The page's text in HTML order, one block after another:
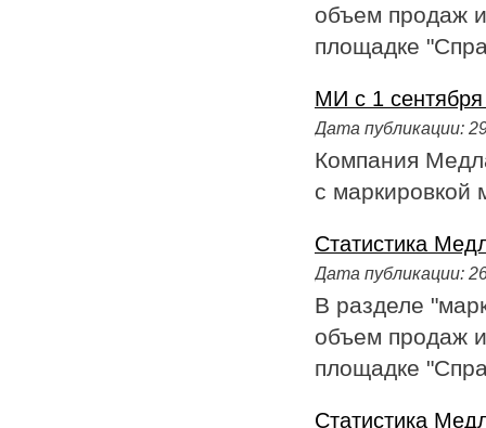
объем продаж
площадке
МИ с 1
Дата публикации:
Компания
с
Статистика
Дата публикации:
В разделе
объем продаж
площадке
Статистика